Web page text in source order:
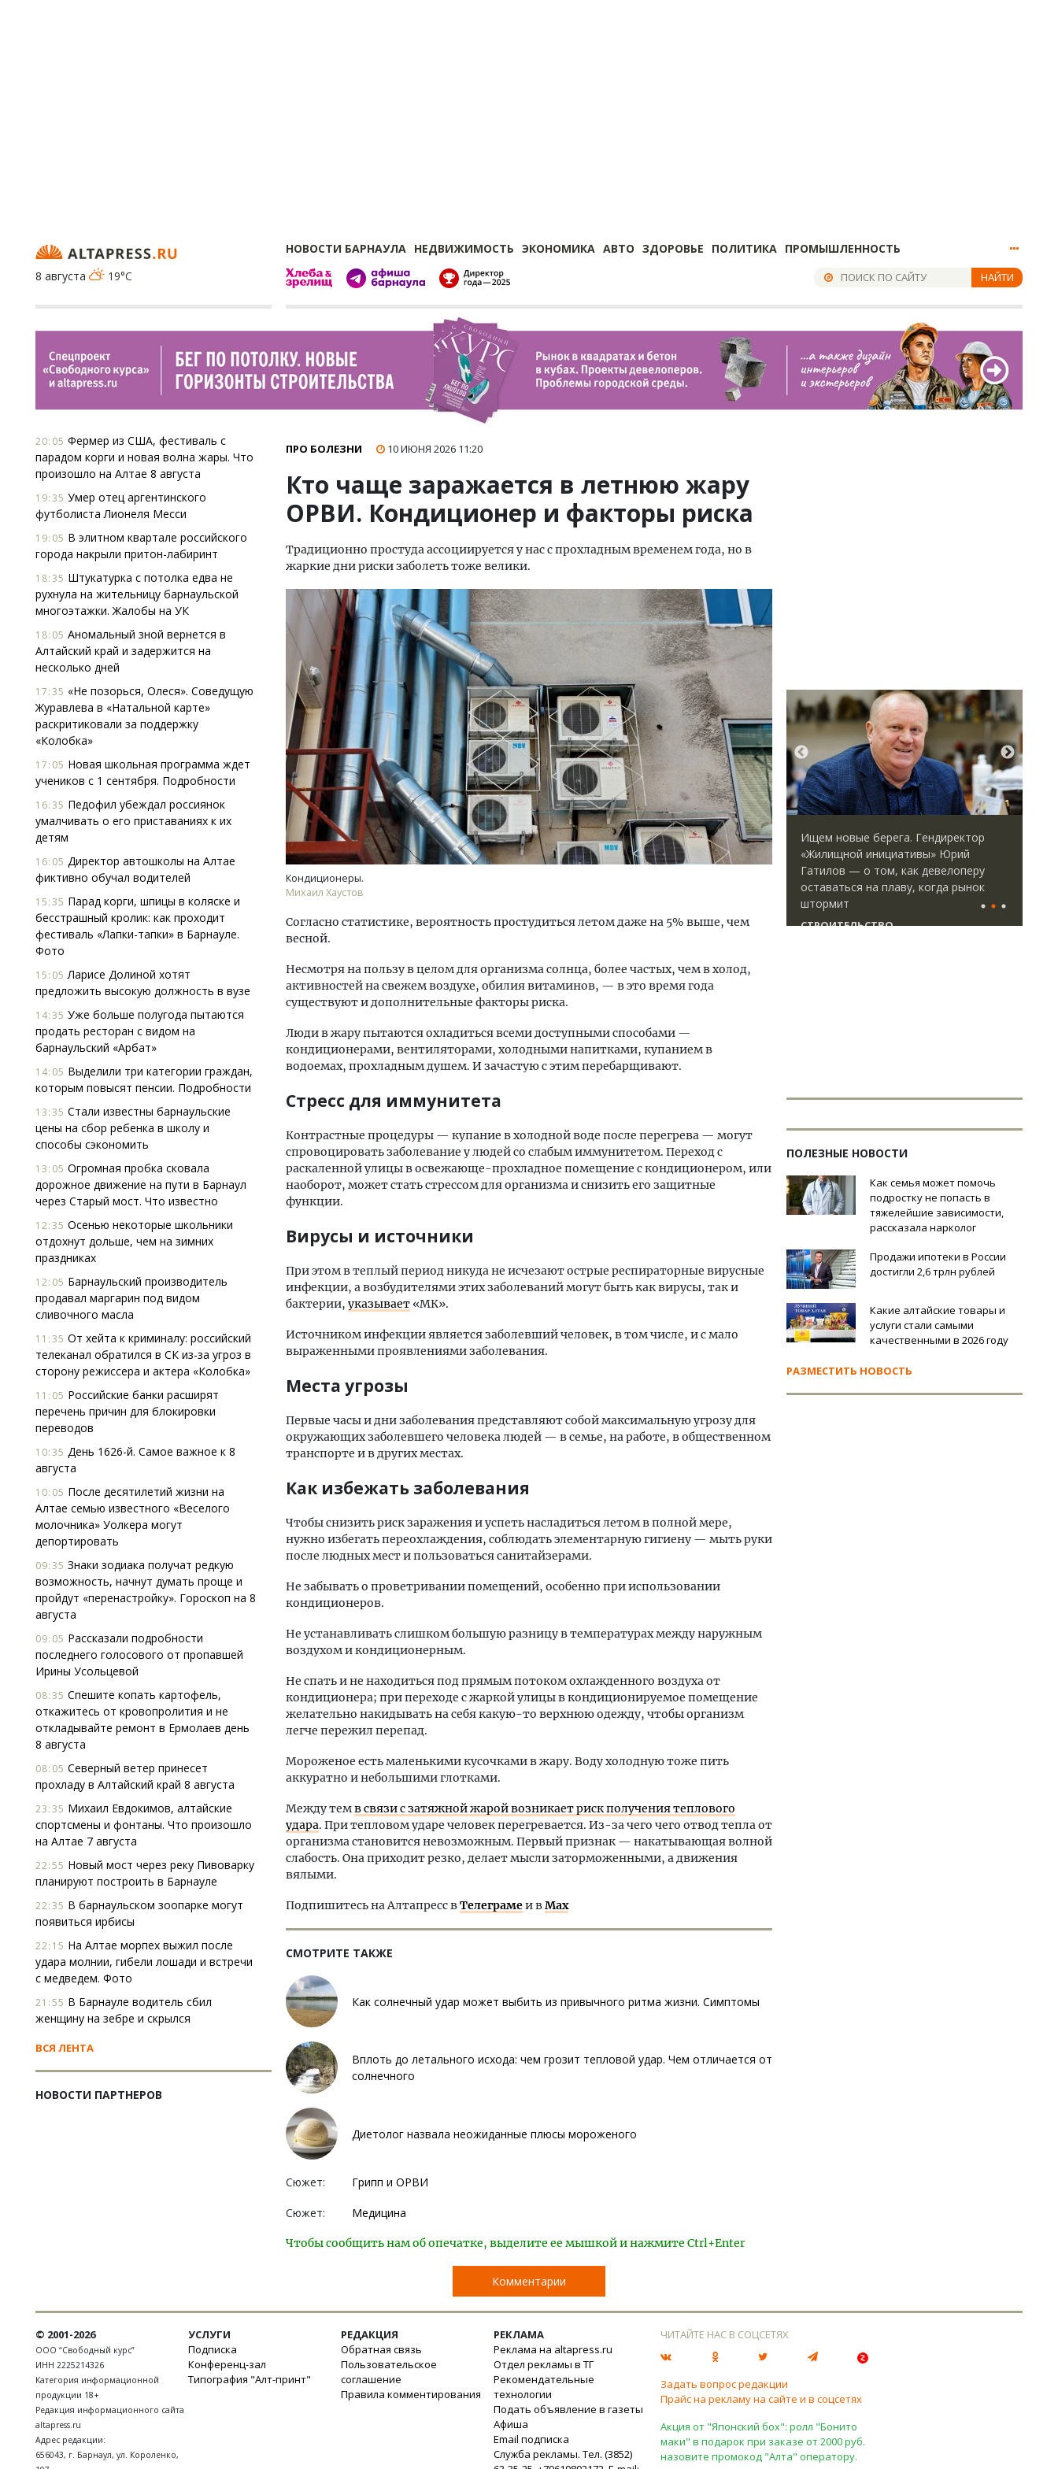
НОВОСТИ БАРНАУЛА НЕДВИЖИМОСТЬ ЭКОНОМИКА АВТО ЗДОРОВЬЕ ПОЛИТИКА ПРОМЫШЛЕННОСТЬ
8 августа
19°C НАЙТИ
20:05 Фермер из США, фестиваль с
парадом корги и новая волна жары. Что
произошло на Алтае 8 августа
19:35 Умер отец аргентинского
футболиста Лионеля Месси
19:05 В элитном квартале российского
города накрыли притон-лабиринт
18:35 Штукатурка с потолка едва не
рухнула на жительницу барнаульской
многоэтажки. Жалобы на УК
18:05 Аномальный зной вернется в
Алтайский край и задержится на
несколько дней
17:35 «Не позорься, Олеся». Соведущую
Журавлева в «Натальной карте»
раскритиковали за поддержку
«Колобка»
17:05 Новая школьная программа ждет
учеников с 1 сентября. Подробности
16:35 Педофил убеждал россиянок
умалчивать о его приставаниях к их
детям
16:05 Директор автошколы на Алтае
фиктивно обучал водителей
15:35 Парад корги, шпицы в коляске и
бесстрашный кролик: как проходит
фестиваль «Лапки-тапки» в Барнауле.
Фото
15:05 Ларисе Долиной хотят
предложить высокую должность в вузе
14:35 Уже больше полугода пытаются
продать ресторан с видом на
барнаульский «Арбат»
14:05 Выделили три категории граждан,
которым повысят пенсии. Подробности
13:35 Стали известны барнаульские
цены на сбор ребенка в школу и
способы сэкономить
13:05 Огромная пробка сковала
дорожное движение на пути в Барнаул
через Старый мост. Что известно
12:35 Осенью некоторые школьники
отдохнут дольше, чем на зимних
праздниках
12:05 Барнаульский производитель
продавал маргарин под видом
сливочного масла
11:35 От хейта к криминалу: российский
телеканал обратился в СК из-за угроз в
сторону режиссера и актера «Колобка»
11:05 Российские банки расширят
перечень причин для блокировки
переводов
10:35 День 1626-й. Самое важное к 8
августа
10:05 После десятилетий жизни на
Алтае семью известного «Веселого
молочника» Уолкера могут
депортировать
09:35 Знаки зодиака получат редкую
возможность, начнут думать проще и
пройдут «перенастройку». Гороскоп на 8
августа
09:05 Рассказали подробности
последнего голосового от пропавшей
Ирины Усольцевой
08:35 Спешите копать картофель,
откажитесь от кровопролития и не
откладывайте ремонт в Ермолаев день
8 августа
08:05 Северный ветер принесет
прохладу в Алтайский край 8 августа
23:35 Михаил Евдокимов, алтайские
спортсмены и фонтаны. Что произошло
на Алтае 7 августа
22:55 Новый мост через реку Пивоварку
планируют построить в Барнауле
22:35 В барнаульском зоопарке могут
появиться ирбисы
22:15 На Алтае морпех выжил после
удара молнии, гибели лошади и встречи
с медведем. Фото
21:55 В Барнауле водитель сбил
женщину на зебре и скрылся
ВСЯ ЛЕНТА
НОВОСТИ ПАРТНЕРОВ
ПРО БОЛЕЗНИ 10 ИЮНЯ 2026 11:20
Кто чаще заражается в летнюю жару
ОРВИ. Кондиционер и факторы риска
Традиционно простуда ассоциируется у нас с прохладным временем года, но в
жаркие дни риски заболеть тоже велики.
Кондиционеры.
Михаил Хаустов
Согласно статистике, вероятность простудиться летом даже на 5% выше, чем
весной.
Несмотря на пользу в целом для организма солнца, более частых, чем в холод,
активностей на свежем воздухе, обилия витаминов, — в это время года
существуют и дополнительные факторы риска.
Люди в жару пытаются охладиться всеми доступными способами —
кондиционерами, вентиляторами, холодными напитками, купанием в
водоемах, прохладным душем. И зачастую с этим перебарщивают.
Стресс для иммунитета
Контрастные процедуры — купание в холодной воде после перегрева — могут
спровоцировать заболевание у людей со слабым иммунитетом. Переход с
раскаленной улицы в освежающе-прохладное помещение с кондиционером, или
наоборот, может стать стрессом для организма и снизить его защитные
функции.
Вирусы и источники
При этом в теплый период никуда не исчезают острые респираторные вирусные
инфекции, а возбудителями этих заболеваний могут быть как вирусы, так и
бактерии, указывает«МК».
Источником инфекции является заболевший человек, в том числе, и с мало
выраженными проявлениями заболевания.
Места угрозы
Первые часы и дни заболевания представляют собой максимальную угрозу для
окружающих заболевшего человека людей — в семье, на работе, в общественном
транспорте и в других местах.
Как избежать заболевания
Чтобы снизить риск заражения и успеть насладиться летом в полной мере,
нужно избегать переохлаждения, соблюдать элементарную гигиену — мыть руки
после людных мест и пользоваться санитайзерами.
Не забывать о проветривании помещений, особенно при использовании
кондиционеров.
Не устанавливать слишком большую разницу в температурах между наружным
воздухом и кондиционерным.
Не спать и не находиться под прямым потоком охлажденного воздуха от
кондиционера; при переходе с жаркой улицы в кондиционируемое помещение
желательно накидывать на себя какую-то верхнюю одежду, чтобы организм
легче пережил перепад.
Мороженое есть маленькими кусочками в жару. Воду холодную тоже пить
аккуратно и небольшими глотками.
Между темв связи с затяжной жарой возникает риск получения теплового
удара. При тепловом ударе человек перегревается. Из-за чего чего отвод тепла от
организма становится невозможным. Первый признак — накатывающая волной
слабость. Она приходит резко, делает мысли заторможенными, а движения
вялыми.
Подпишитесь на Алтапресс вТелеграмеи вMax
СМОТРИТЕ ТАКЖЕ
Как солнечный удар может выбить из привычного ритма жизни. Симптомы
Вплоть до летального исхода: чем грозит тепловой удар. Чем отличается от
солнечного
Диетолог назвала неожиданные плюсы мороженого
Сюжет: Грипп и ОРВИ
Сюжет: Медицина
Чтобы сообщить нам об опечатке, выделите ее мышкой и нажмите Ctrl+Enter
Комментарии
Смелость архитектурных идей.
Генеральный директор компании
трендах в фасадах и развитии рынка
Архитектурный код начинается с
земли. Мощение крупноформатными
Ищем новые берега. Гендиректор
«Жилищной инициативы» Юрий
Гатилов — о том, как девелоперу
оставаться на плаву, когда рынок
штормит
СТРОИТЕЛЬСТВО
ПОЛЕЗНЫЕ НОВОСТИ
Как семья может помочь
подростку не попасть в
тяжелейшие зависимости,
рассказала нарколог
Продажи ипотеки в России
достигли 2,6 трлн рублей
Какие алтайские товары и
услуги стали самыми
качественными в 2026 году
РАЗМЕСТИТЬ НОВОСТЬ
© 2001-2026
ООО “Свободный курс”
ИНН 2225214326
Категория информационной
продукции 18+
Редакция информационного сайта
altapress.ru
Адрес редакции:
656043, г. Барнаул, ул. Короленко,
УСЛУГИ
Подписка
Конференц-зал
Типография "Алт-принт"
РЕДАКЦИЯ
Обратная связь
Пользовательское
соглашение
Правила комментирования
РЕКЛАМА
Реклама на altapress.ru
Отдел рекламы в ТГ
Рекомендательные
технологии
Подать объявление в газеты
Афиша
Email подписка
Служба рекламы. Тел. (3852)
ЧИТАЙТЕ НАС В СОЦСЕТЯХ
Задать вопрос редакции
Прайс на рекламу на сайте и в соцсетях
Акция от "Японский бох": ролл "Бонито
маки" в подарок при заказе от 2000 руб.
назовите промокод "Алта" оператору.